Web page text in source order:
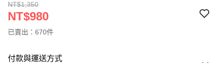
NT$1,350
NT$980
已賣出：670件
付款與運送方式